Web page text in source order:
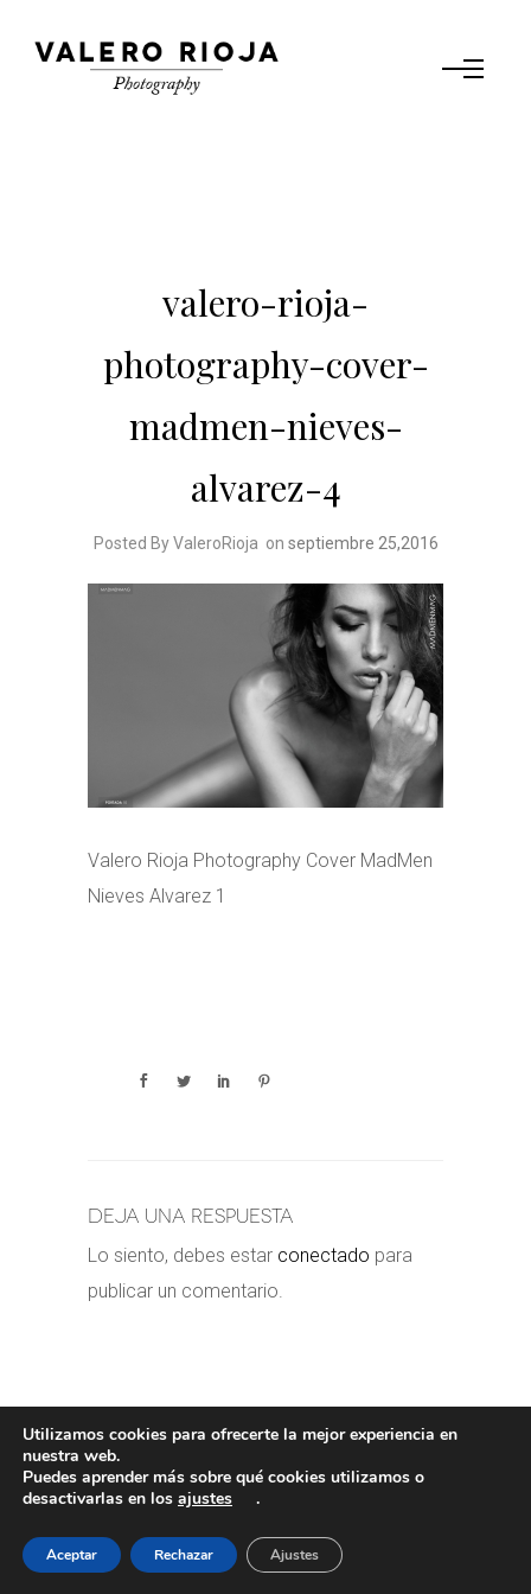
valero-rioja-
photography-cover-
madmen-nieves-
alvarez-4
Posted By ValeroRioja on septiembre 25,2016
Valero Rioja Photography Cover MadMen
Nieves Alvarez 1
Deja una respuesta
Lo siento, debes estar conectado para
publicar un comentario.
POLÍTICA DE COOKIES - POLÍTICA
VALERORIOJA
Utilizamos cookies para ofrecerte la mejor experiencia en
nuestra web.
Puedes aprender más sobre qué cookies utilizamos o
desactivarlas en los ajustes .
Aceptar Rechazar Ajustes